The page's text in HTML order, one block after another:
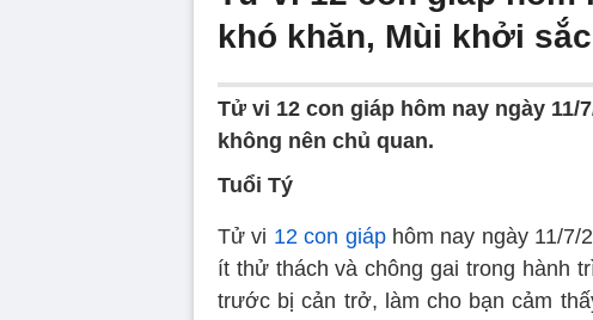
khó khăn, Mùi khởi sắc
Tử vi 12 con giáp hôm nay ngày
không nên chủ quan.
Tuổi Tý
Tử vi 12 con giáphôm nay ngày 11/7/
ít thử thách và chông gai trong hành
trước bị cản trở, làm cho bạn cảm